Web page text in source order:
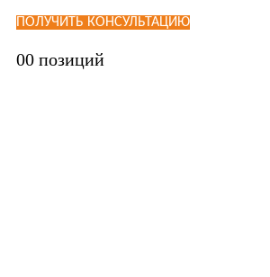
ПОЛУЧИТЬ КОНСУЛЬТАЦИЮ
00 позиций